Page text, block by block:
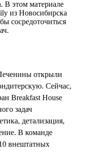
В этом материале
из Новосибирска
сосредоточиться
открыли
Сейчас,
Breakfast House
задач
детализация,
В команде
внештатных